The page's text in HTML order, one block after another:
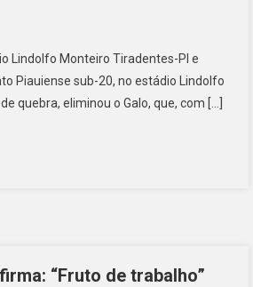
Lindolfo Monteiro Tiradentes-PI e
Piauiense sub-20, no estádio Lindolfo
quebra, eliminou o Galo, que, com […]
“Fruto de trabalho”